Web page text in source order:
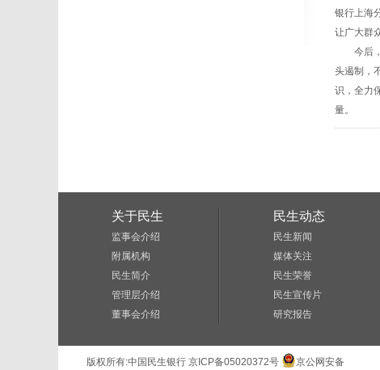
银行上海
让广大群
今后，
头遏制，
识，全力
量。
关于民生
监事会介绍
附属机构
民生简介
管理层介绍
董事会介绍
民生动态
民生新闻
媒体关注
民生荣誉
民生宣传片
研究报告
版权所有:中国民生银行 京ICP备05020372号 京公网安备